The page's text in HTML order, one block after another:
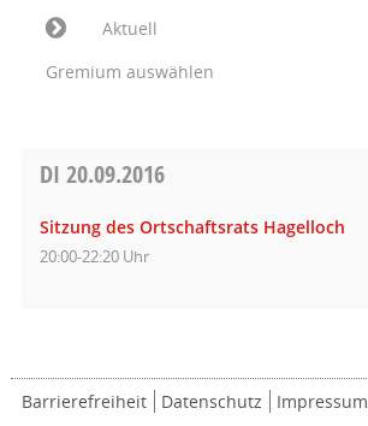
Aktuell
Gremium auswählen
DI 20.09.2016
Sitzung des Ortschaftsrats Hagelloch
20:00-22:20 Uhr
Barrierefreiheit Datenschutz Impressum